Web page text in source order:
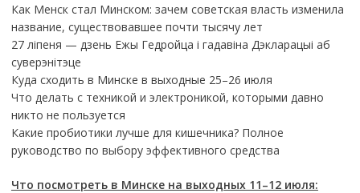
Как Менск стал Минском: зачем советская власть изменила
название, существовавшее почти тысячу лет
27 ліпеня — дзень Ежы Гедройца і гадавіна Дэкларацыі аб
суверэнітэце
Куда сходить в Минске в выходные 25–26 июля
Что делать с техникой и электроникой, которыми давно
никто не пользуется
Какие пробиотики лучше для кишечника? Полное
руководство по выбору эффективного средства
Что посмотреть в Минске на выходных 11–12 июля: